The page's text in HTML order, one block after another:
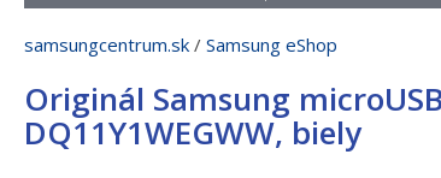
samsungcentrum.sk / Samsung eShop
Originál Samsung
DQ11Y1WEGWW, biely